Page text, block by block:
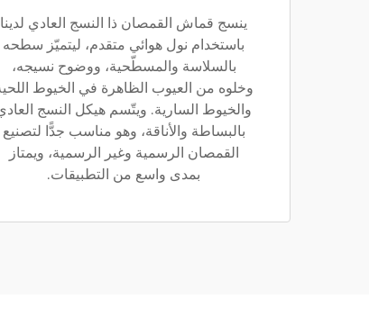
ينسج قماش القمصان ذا النسج العادي لدينا
باستخدام نول هوائي متقدم، ليتميّز سطحه
بالسلاسة والمسطّحية، ووضوح نسيجه،
وخلوه من العيوب الظاهرة في الخيوط
والخيوط السارية. ويتّسم هيكل النسج
بالبساطة والأناقة، وهو مناسب جدًّا لتصنيع
القمصان الرسمية وغير الرسمية، ويمتاز
بمدى واسع من التطبيقات.